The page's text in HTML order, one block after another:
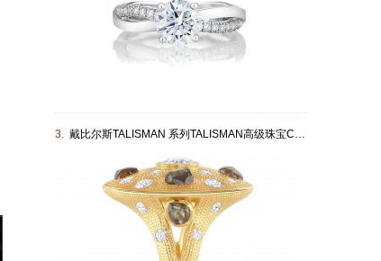
3. 戴比尔斯TALISMAN 系列TALISMAN高级珠宝Cocktail 黄金钻石戒指